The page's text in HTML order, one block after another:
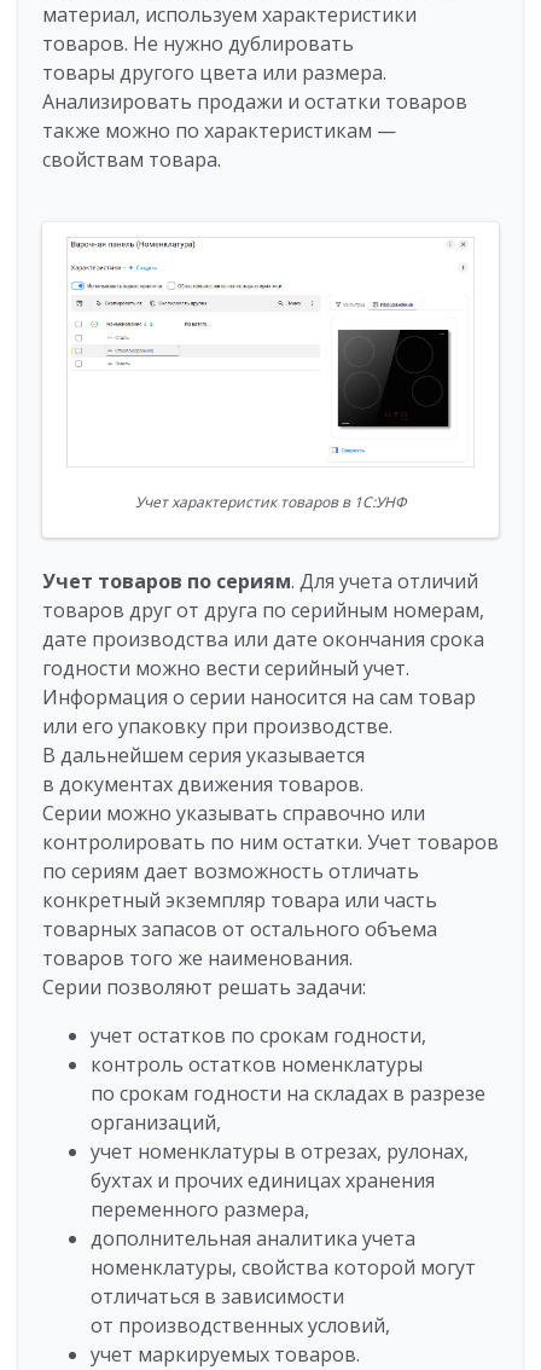
материал, используем характеристики
товаров. Не нужно дублировать
товары другого цвета или размера.
Анализировать продажи и остатки товаров
также можно по характеристикам —
свойствам товара.
Учет характеристик товаров в 1С:УНФ
Учет товаров по сериям. Для учета отличий
товаров друг от друга по серийным номерам,
дате производства или дате окончания срока
годности можно вести серийный учет.
Информация о серии наносится на сам товар
или его упаковку при производстве.
В дальнейшем серия указывается
в документах движения товаров.
Серии можно указывать справочно или
контролировать по ним остатки. Учет товаров
по сериям дает возможность отличать
конкретный экземпляр товара или часть
товарных запасов от остального объема
товаров того же наименования.
Серии позволяют решать задачи:
учет остатков по срокам годности,
контроль остатков номенклатуры
по срокам годности на складах в разрезе
организаций,
учет номенклатуры в отрезах, рулонах,
бухтах и прочих единицах хранения
переменного размера,
дополнительная аналитика учета
номенклатуры, свойства которой могут
отличаться в зависимости
от производственных условий,
учет маркируемых товаров.